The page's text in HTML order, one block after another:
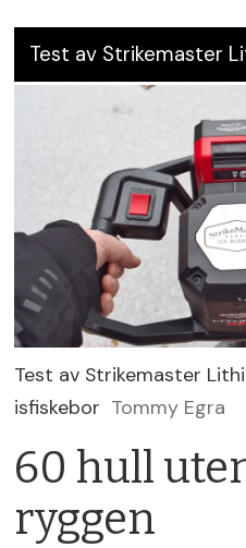
Test av Strikemaster
Test av Strikemaster
isfiskebor Tommy Egra
60 hull
ryggen